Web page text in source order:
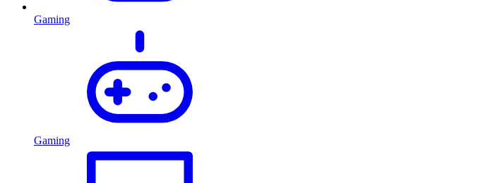
Gaming
Gaming